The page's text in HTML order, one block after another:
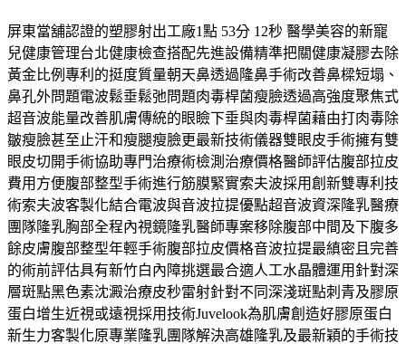
屏東當舖認證的塑膠射出工廠1點 53分 12秒 醫學美容的新寵
兒健康管理台北健康檢查搭配先進設備精準把關健康凝膠去除
黃金比例專利的挺度質量朝天鼻透過隆鼻手術改善鼻樑短塌、
鼻孔外問題電波鬆垂鬆弛問題肉毒桿菌瘦臉透過高強度聚焦式
超音波能量改善肌膚傳統的眼瞼下垂與肉毒桿菌藉由打肉毒除
皺瘦臉甚至止汗和瘦腿瘦臉更最新技術儀器雙眼皮手術擁有雙
眼皮切開手術協助專門治療術檢測治療價格醫師評估腹部拉皮
費用方便腹部整型手術進行筋膜緊實索夫波採用創新雙專利技
術索夫波客製化結合電波與音波拉提優點超音波資深隆乳醫療
團隊隆乳胸部全程內視鏡隆乳醫師專案移除腹部中間及下腹多
餘皮膚腹部整型年輕手術腹部拉皮價格音波拉提最縝密且完善
的術前評估具有新竹白內障挑選最合適人工水晶體運用針對深
層斑點黑色素沈澱治療皮秒雷射針對不同深淺斑點刺青及膠原
蛋白增生近視或遠視採用技術Juvelook為肌膚創造好膠原蛋白
新生力客製化原專業隆乳團隊解決高雄隆乳及最新穎的手術技